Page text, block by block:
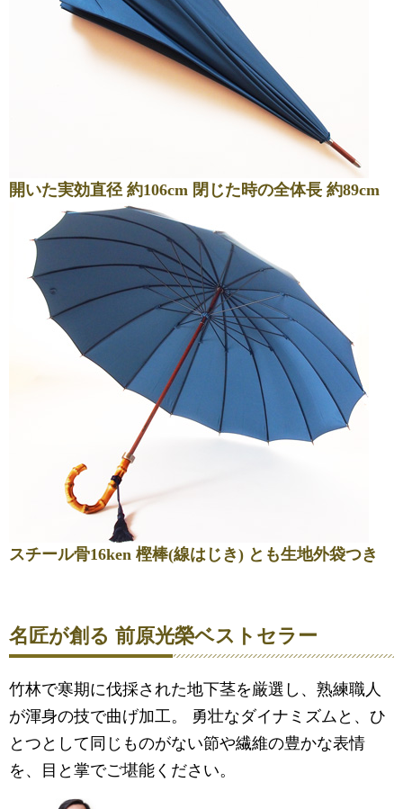
開いた実効直径 約106cm 閉じた時の全体長 約89cm
スチール骨16ken 樫棒(線はじき) とも生地外袋つき
名匠が創る 前原光榮ベストセラー
竹林で寒期に伐採された地下茎を厳選し、熟練職人
が渾身の技で曲げ加工。 勇壮なダイナミズムと、ひ
とつとして同じものがない節や繊維の豊かな表情
を、目と掌でご堪能ください。